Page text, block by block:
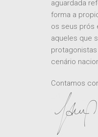
bem como a
todos os
aguardada
forma a
os seus prós
aqueles que
Contamos